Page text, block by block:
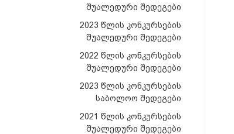
შუალედური შედეგები
2023 წლის კონკურსების
შუალედური შედეგები
2022 წლის კონკურსების
შუალედური შედეგები
2023 წლის კონკურსების
საბოლოო შედეგები
2021 წლის კონკურსების
შუალედური შედეგები